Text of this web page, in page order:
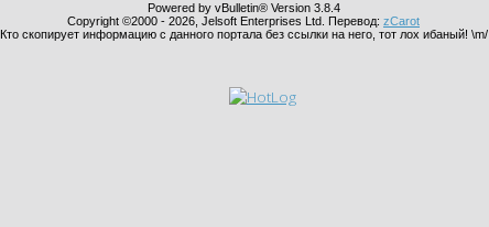
Powered by vBulletin® Version 3.8.4
Copyright ©2000 - 2026, Jelsoft Enterprises Ltd. Перевод: zCarot
Кто скопирует информацию с данного портала без ссылки на него, тот лох ибаный! \m/